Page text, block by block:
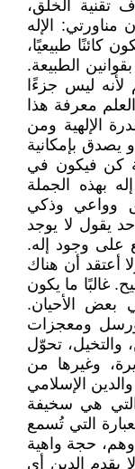
تقنية الخلق،
مناورتي: الإله
كائنًا طبيعيًا،
الطبيعة.
لأنه ليس جزءًا
معرفة هذا
الإلهية ومن
يصدق بإمكانية
كن فيكون في
بهذه الجملة
وواعي وذكي
يقول لا يوجد
على وجود إله.
أعتقد أن هناك
ما يكون
بعض الأحيان.
ورسل ومعجزات
والتخيل، تحوّل
وغيرها من
الإسلامي
التي هي سخيفة
التي تُسمع
حجة واهية
يقدم الدين أي